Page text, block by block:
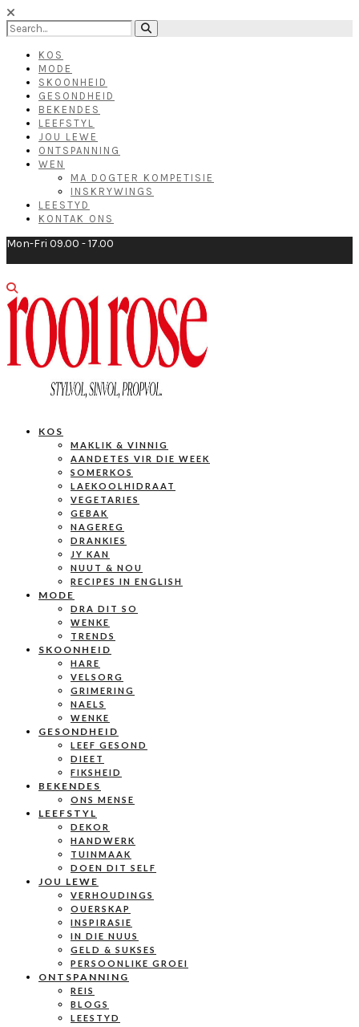
KOS
MODE
SKOONHEID
GESONDHEID
BEKENDES
LEEFSTYL
JOU LEWE
ONTSPANNING
WEN
MA DOGTER KOMPETISIE
INSKRYWINGS
LEESTYD
KONTAK ONS
Mon-Fri 09.00 - 17.00
KOS
MAKLIK & VINNIG
AANDETES VIR DIE WEEK
SOMERKOS
LAEKOOLHIDRAAT
VEGETARIES
GEBAK
NAGEREG
DRANKIES
JY KAN
NUUT & NOU
RECIPES IN ENGLISH
MODE
DRA DIT SO
WENKE
TRENDS
SKOONHEID
HARE
VELSORG
GRIMERING
NAELS
WENKE
GESONDHEID
LEEF GESOND
DIEET
FIKSHEID
BEKENDES
ONS MENSE
LEEFSTYL
DEKOR
HANDWERK
TUINMAAK
DOEN DIT SELF
JOU LEWE
VERHOUDINGS
OUERSKAP
INSPIRASIE
IN DIE NUUS
GELD & SUKSES
PERSOONLIKE GROEI
ONTSPANNING
REIS
BLOGS
LEESTYD